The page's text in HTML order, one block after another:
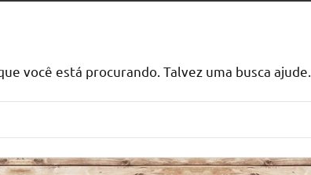
você está procurando. Talvez uma busca ajude.